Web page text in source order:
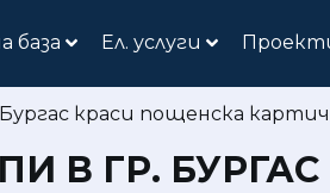
база Ел. услуги
краси пощенска
В ГР.